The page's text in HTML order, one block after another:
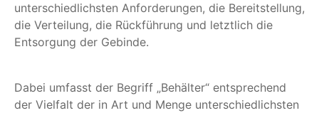
unterschiedlichsten Anforderungen, die Bereitstellung,
die Verteilung, die Rückführung und letztlich die
Entsorgung der Gebinde.
Dabei umfasst der Begriff „Behälter“ entsprechend
der Vielfalt der in Art und Menge unterschiedlichsten